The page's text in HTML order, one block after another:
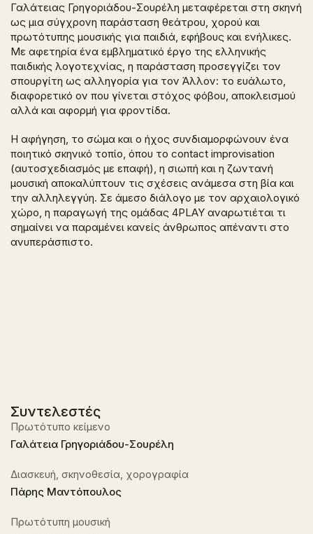
Γαλάτειας Γρηγοριάδου-Σουρέλη μεταφέρεται στη σκηνή
ως μια σύγχρονη παράσταση θεάτρου, χορού και
πρωτότυπης μουσικής για παιδιά, εφήβους και ενήλικες.
Με αφετηρία ένα εμβληματικό έργο της ελληνικής
παιδικής λογοτεχνίας, η παράσταση προσεγγίζει τον
σπουργίτη ως αλληγορία για τον Άλλον: το ευάλωτο,
διαφορετικό ον που γίνεται στόχος φόβου, αποκλεισμού
αλλά και αφορμή για φροντίδα.
Η αφήγηση, το σώμα και ο ήχος συνδιαμορφώνουν ένα
ποιητικό σκηνικό τοπίο, όπου το contact improvisation
(αυτοσχεδιασμός με επαφή), η σιωπή και η ζωντανή
μουσική αποκαλύπτουν τις σχέσεις ανάμεσα στη βία και
την αλληλεγγύη. Σε άμεσο διάλογο με τον αρχαιολογικό
χώρο, η παραγωγή της ομάδας 4PLAY αναρωτιέται τι
σημαίνει να παραμένει κανείς άνθρωπος απέναντι στο
ανυπεράσπιστο.
Συντελεστές
Πρωτότυπο κείμενο
Γαλάτεια Γρηγοριάδου-Σουρέλη
Διασκευή, σκηνοθεσία, χορογραφία
Πάρης Μαντόπουλος
Πρωτότυπη μουσική